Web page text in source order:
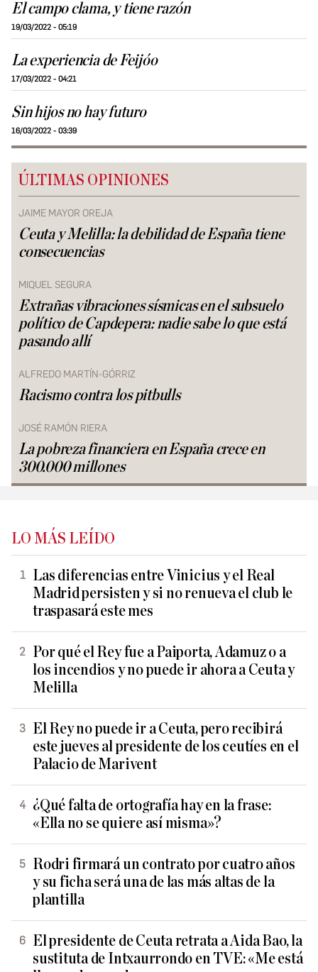
El campo clama, y tiene razón
19/03/2022 - 05:19
La experiencia de Feijóo
17/03/2022 - 04:21
Sin hijos no hay futuro
16/03/2022 - 03:39
ÚLTIMAS OPINIONES
JAIME MAYOR OREJA
Ceuta y Melilla: la debilidad de España tiene
consecuencias
MIQUEL SEGURA
Extrañas vibraciones sísmicas en el subsuelo
político de Capdepera: nadie sabe lo que está
pasando allí
ALFREDO MARTÍN-GÓRRIZ
Racismo contra los pitbulls
JOSÉ RAMÓN RIERA
La pobreza financiera en España crece en
300.000 millones
LO MÁS LEÍDO
Las diferencias entre Vinicius y el Real
Madrid persisten y si no renueva el club le
traspasará este mes
Por qué el Rey fue a Paiporta, Adamuz o a
los incendios y no puede ir ahora a Ceuta y
Melilla
El Rey no puede ir a Ceuta, pero recibirá
este jueves al presidente de los ceutíes en el
Palacio de Marivent
¿Qué falta de ortografía hay en la frase:
«Ella no se quiere así misma»?
Rodri firmará un contrato por cuatro años
y su ficha será una de las más altas de la
plantilla
El presidente de Ceuta retrata a Aida Bao, la
sustituta de Intxaurrondo en TVE: «Me está